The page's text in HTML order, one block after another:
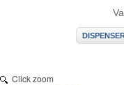
Click zoom